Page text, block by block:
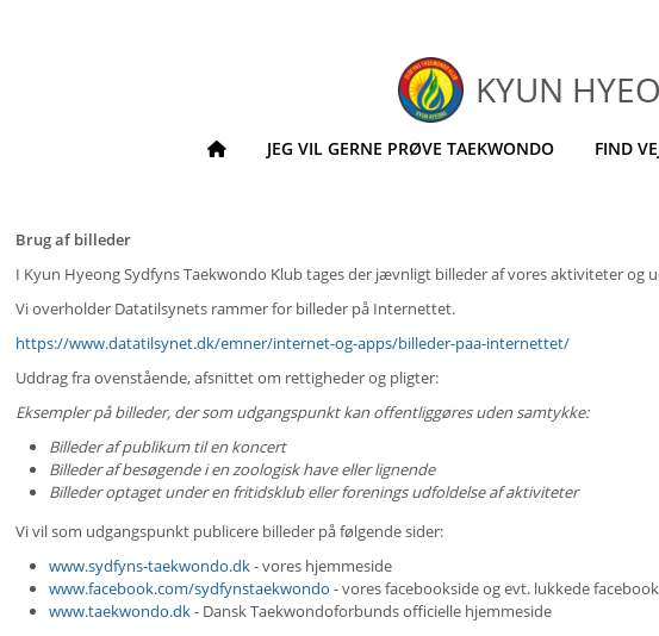
KYUN
JEG VIL GERNE PRØVE TAEKWONDO FIND
Brug af billeder
I Kyun Hyeong Sydfyns Taekwondo Klub tages der jævnligt billeder af vores aktiviteter
Vi overholder Datatilsynets rammer for billeder på Internettet.
https://www.datatilsynet.dk/emner/internet-og-apps/billeder-paa-internettet/
Uddrag fra ovenstående, afsnittet om rettigheder og pligter:
Eksempler på billeder, der som udgangspunkt kan offentliggøres uden samtykke:
Billeder af publikum til en koncert
Billeder af besøgende i en zoologisk have eller lignende
Billeder optaget under en fritidsklub eller forenings udfoldelse af aktiviteter
Vi vil som udgangspunkt publicere billeder på følgende sider:
www.sydfyns-taekwondo.dk- vores hjemmeside
www.facebook.com/sydfynstaekwondo - vores facebookside og evt. lukkede
www.taekwondo.dk- Dansk Taekwondoforbunds officielle hjemmeside